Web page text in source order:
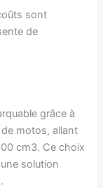
sont
de
grâce à
motos, allant
cm3. Ce choix
solution